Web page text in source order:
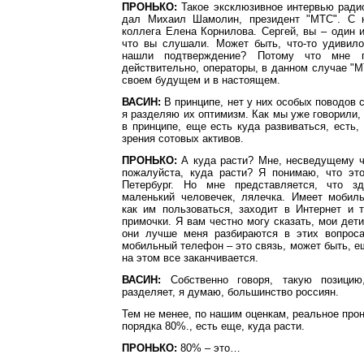
ПРОНЬКО: Такое эксклюзивное интервью
дал Михаил Шамолин, президент "МТС". С
коллега Елена Корнилова. Сергей, вы – один
что вы слушали. Может быть, что-то
нашли подтверждение? Потому что мне
действительно, операторы, в данном случае
своем будущем и в настоящем.
ВАСИН: В принципе, нет у них особых поводов
я разделяю их оптимизм. Как мы уже
в принципе, еще есть куда развиваться,
зрения сотовых активов.
ПРОНЬКО: А куда расти? Мне, несведущему
пожалуйста, куда расти? Я понимаю, что
Петербург. Но мне представляется, что
маленький человечек, лялечка. Имеет
как им пользоваться, заходит в Интернет и
примочки. Я вам честно могу сказать, мои
они лучше меня разбираются в этих
мобильный телефон – это связь, может быть,
на этом все заканчивается.
ВАСИН: Собственно говоря, такую
разделяет, я думаю, большинство россиян.
Тем не менее, по нашим оценкам, реальное
порядка 80%., есть еще, куда расти.
ПРОНЬКО: 80% – это…